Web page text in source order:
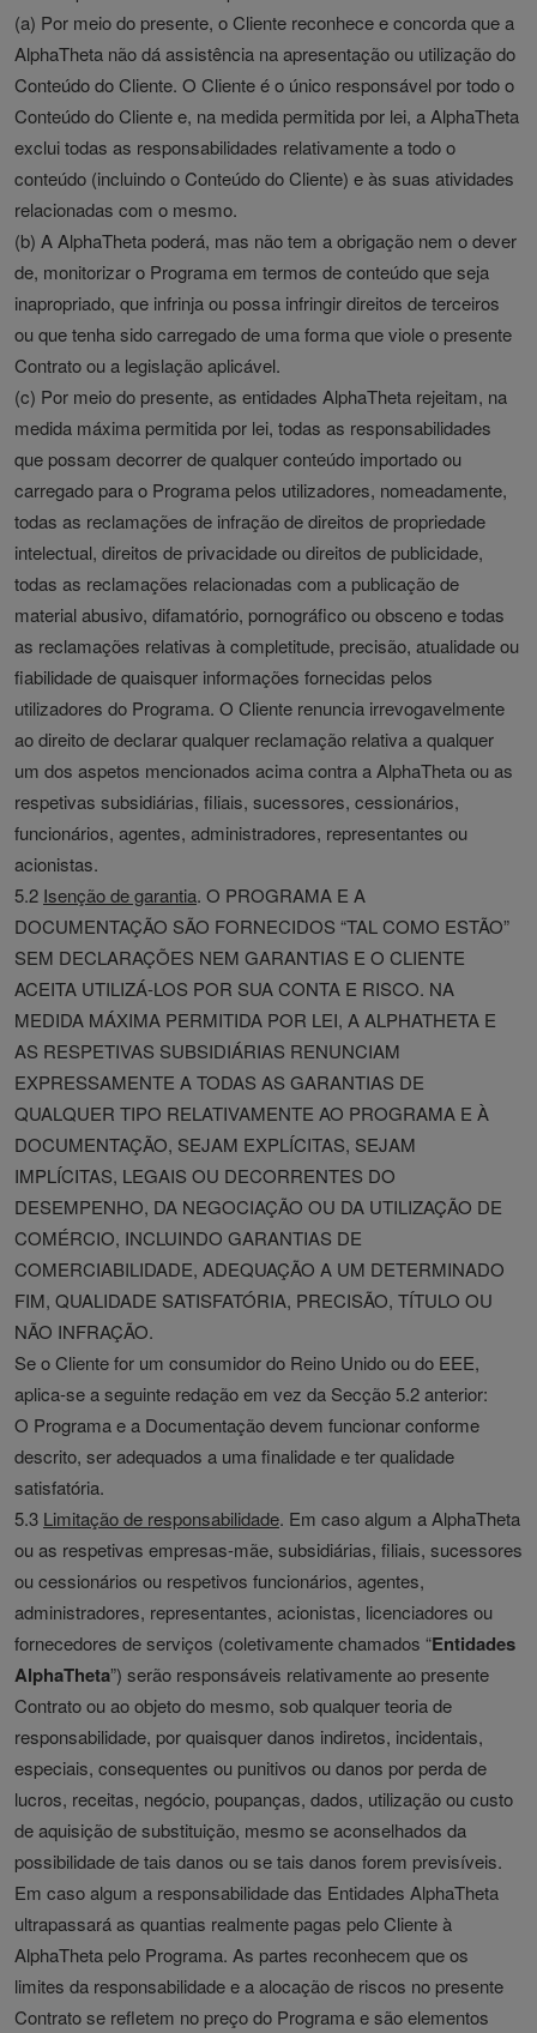
(a) Por meio do presente, o Cliente reconhece e concorda que a
AlphaTheta não dá assistência na apresentação ou utilização do
Conteúdo do Cliente. O Cliente é o único responsável por todo o
Conteúdo do Cliente e, na medida permitida por lei, a AlphaTheta
exclui todas as responsabilidades relativamente a todo o
conteúdo (incluindo o Conteúdo do Cliente) e às suas atividades
relacionadas com o mesmo.
(b) A AlphaTheta poderá, mas não tem a obrigação nem o dever
de, monitorizar o Programa em termos de conteúdo que seja
inapropriado, que infrinja ou possa infringir direitos de terceiros
ou que tenha sido carregado de uma forma que viole o presente
Contrato ou a legislação aplicável.
(c) Por meio do presente, as entidades AlphaTheta rejeitam, na
medida máxima permitida por lei, todas as responsabilidades
que possam decorrer de qualquer conteúdo importado ou
carregado para o Programa pelos utilizadores, nomeadamente,
todas as reclamações de infração de direitos de propriedade
intelectual, direitos de privacidade ou direitos de publicidade,
todas as reclamações relacionadas com a publicação de
material abusivo, difamatório, pornográfico ou obsceno e todas
as reclamações relativas à completitude, precisão, atualidade ou
fiabilidade de quaisquer informações fornecidas pelos
utilizadores do Programa. O Cliente renuncia irrevogavelmente
ao direito de declarar qualquer reclamação relativa a qualquer
um dos aspetos mencionados acima contra a AlphaTheta ou as
respetivas subsidiárias, filiais, sucessores, cessionários,
funcionários, agentes, administradores, representantes ou
acionistas.
5.2 Isenção de garantia. O PROGRAMA E A
DOCUMENTAÇÃO SÃO FORNECIDOS “TAL COMO ESTÃO”
SEM DECLARAÇÕES NEM GARANTIAS E O CLIENTE
ACEITA UTILIZÁ-LOS POR SUA CONTA E RISCO. NA
MEDIDA MÁXIMA PERMITIDA POR LEI, A ALPHATHETA E
AS RESPETIVAS SUBSIDIÁRIAS RENUNCIAM
EXPRESSAMENTE A TODAS AS GARANTIAS DE
QUALQUER TIPO RELATIVAMENTE AO PROGRAMA E À
DOCUMENTAÇÃO, SEJAM EXPLÍCITAS, SEJAM
IMPLÍCITAS, LEGAIS OU DECORRENTES DO
DESEMPENHO, DA NEGOCIAÇÃO OU DA UTILIZAÇÃO DE
COMÉRCIO, INCLUINDO GARANTIAS DE
COMERCIABILIDADE, ADEQUAÇÃO A UM DETERMINADO
FIM, QUALIDADE SATISFATÓRIA, PRECISÃO, TÍTULO OU
NÃO INFRAÇÃO.
Se o Cliente for um consumidor do Reino Unido ou do EEE,
aplica-se a seguinte redação em vez da Secção 5.2 anterior:
O Programa e a Documentação devem funcionar conforme
descrito, ser adequados a uma finalidade e ter qualidade
satisfatória.
5.3 Limitação de responsabilidade. Em caso algum a AlphaTheta
ou as respetivas empresas-mãe, subsidiárias, filiais, sucessores
ou cessionários ou respetivos funcionários, agentes,
administradores, representantes, acionistas, licenciadores ou
fornecedores de serviços (coletivamente chamados “Entidades
AlphaTheta”) serão responsáveis relativamente ao presente
Contrato ou ao objeto do mesmo, sob qualquer teoria de
responsabilidade, por quaisquer danos indiretos, incidentais,
especiais, consequentes ou punitivos ou danos por perda de
lucros, receitas, negócio, poupanças, dados, utilização ou custo
de aquisição de substituição, mesmo se aconselhados da
possibilidade de tais danos ou se tais danos forem previsíveis.
Em caso algum a responsabilidade das Entidades AlphaTheta
ultrapassará as quantias realmente pagas pelo Cliente à
AlphaTheta pelo Programa. As partes reconhecem que os
limites da responsabilidade e a alocação de riscos no presente
Contrato se refletem no preço do Programa e são elementos